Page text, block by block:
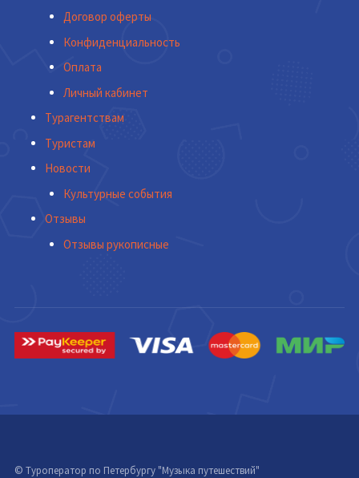
Договор оферты
Конфиденциальность
Оплата
Личный кабинет
Турагентствам
Туристам
Новости
Культурные события
Отзывы
Отзывы рукописные
© Туроператор по Петербургу "Музыка путешествий"